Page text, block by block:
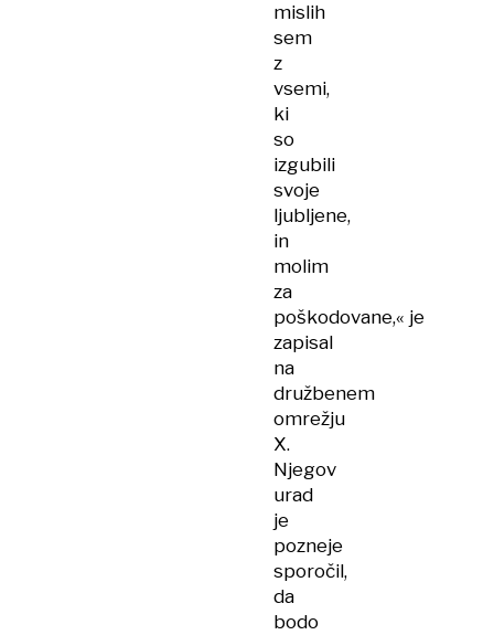
mislih
sem
z
vsemi,
ki
so
izgubili
svoje
ljubljene,
in
molim
za
poškodovane,« je
zapisal
na
družbenem
omrežju
X.
Njegov
urad
je
pozneje
sporočil,
da
bodo